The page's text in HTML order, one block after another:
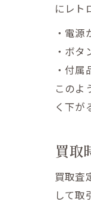
にレト
・電源
・ボタ
・付属
このよ
く下が
買取
買取査
して取